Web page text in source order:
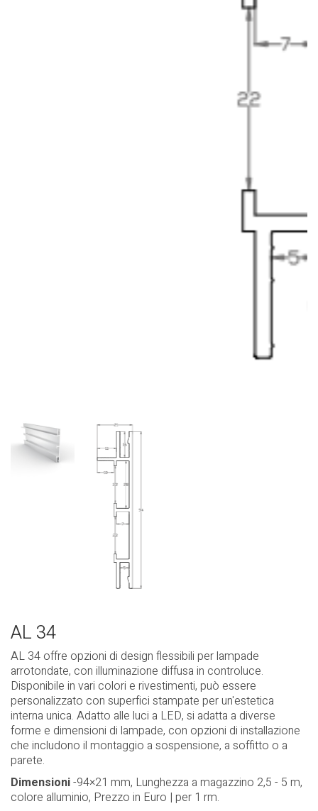
AL 34
AL 34 offre opzioni di design flessibili per lampade
arrotondate, con illuminazione diffusa in controluce.
Disponibile in vari colori e rivestimenti, può essere
personalizzato con superfici stampate per un'estetica
interna unica. Adatto alle luci a LED, si adatta a diverse
forme e dimensioni di lampade, con opzioni di installazione
che includono il montaggio a sospensione, a soffitto o a
parete.
Dimensioni-94×21 mm, Lunghezza a magazzino 2,5 - 5 m,
colore alluminio, Prezzo in Euro | per 1 rm.